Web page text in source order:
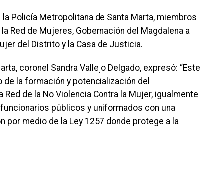
Policía Metropolitana de Santa Marta, miembros
Red de Mujeres, Gobernación del Magdalena a
del Distrito y la Casa de Justicia.
coronel Sandra Vallejo Delgado, expresó: “Este
la formación y potencialización del
de la No Violencia Contra la Mujer, igualmente
públicos y uniformados con una
medio de la Ley 1257 donde protege a la